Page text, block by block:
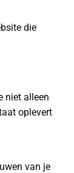
die
niet alleen
oplevert
van je